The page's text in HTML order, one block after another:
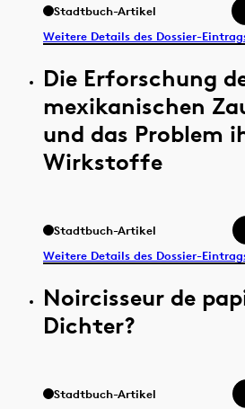
Stadtbuch-Artikel
Weitere Details des Dossier-
Die Erforschung
mexikanischen
und das Problem
Wirkstoffe
Stadtbuch-Artikel
Weitere Details des Dossier-
Noircisseur de
Dichter?
Stadtbuch-Artikel